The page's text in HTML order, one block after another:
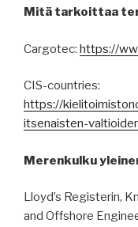
Mitä tarkoittaa
Cargotec: https://
CIS-countries:
https://
itsenaisten-
Merenkulku
Lloyd’s Registerin,
and Offshore